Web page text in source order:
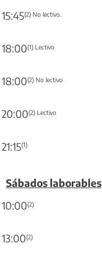
15:45(2) No lectivo.
18:00(1) Lectivo
18:00(2) No lectivo
20:00(2) Lectivo
21:15(1)
Sábados laborables
10:00(2)
13:00(2)